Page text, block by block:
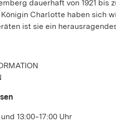
dauerhaft von 1921 bis
Charlotte haben sich
ist sie ein
13:00‒17:00 Uhr